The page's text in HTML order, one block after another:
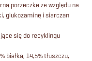
porzeczkę ze względu na
glukozaminę i siarczan
się do recyklingu
białka, 14,5% tłuszczu,